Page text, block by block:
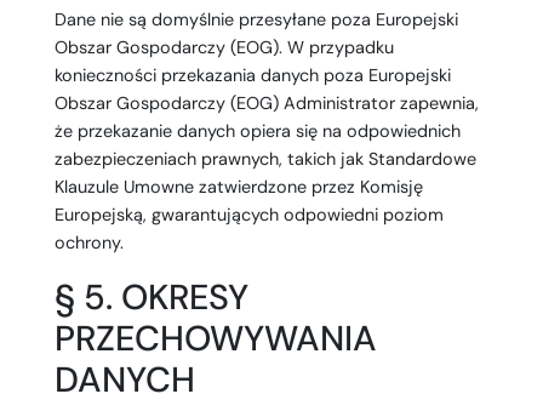
Dane nie są domyślnie przesyłane poza Europejski
Obszar Gospodarczy (EOG). W przypadku
konieczności przekazania danych poza Europejski
Obszar Gospodarczy (EOG) Administrator zapewnia,
że przekazanie danych opiera się na odpowiednich
zabezpieczeniach prawnych, takich jak Standardowe
Klauzule Umowne zatwierdzone przez Komisję
Europejską, gwarantujących odpowiedni poziom
ochrony.
§ 5. OKRESY
PRZECHOWYWANIA
DANYCH